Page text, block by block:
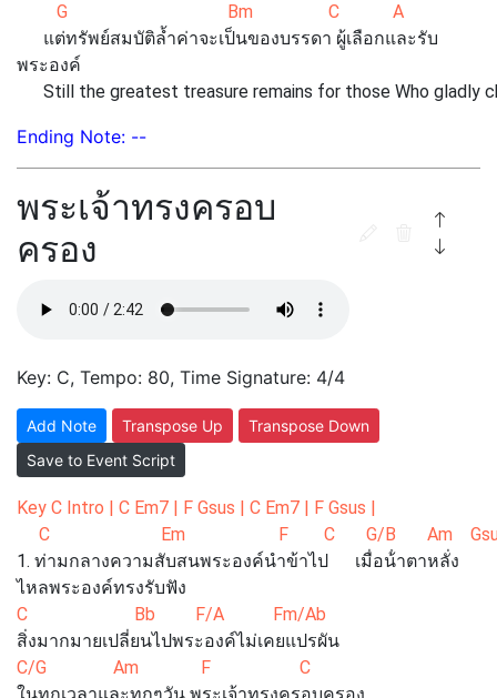
G Bm C A
แต่ทรัพย์สมบัติล้ำค่าจะเป็นของบรรดา ผู้เลือกและรับ
พระองค์
Still the greatest treasure remains for those Who gladly
Ending Note: --
พระเจ้าทรงครอบ
ครอง
Key: C, Tempo: 80, Time Signature: 4/4
Add Note Transpose Up
Transpose Down
Save to Event Script
Key C Intro | C Em7 | F Gsus | C Em7 | F Gsus |
C Em F C G/B Am Gsus D/
1. ท่ามกลางความสับสนพระองค์นําข้าไป เมื่อน้ําตาหลั่ง
ไหลพระองค์ทรงรับฟัง
C Bb F/A Fm/Ab
สิ่งมากมายเปลี่ยนไปพระองค์ไม่เคยแปรผัน
C/G Am F C